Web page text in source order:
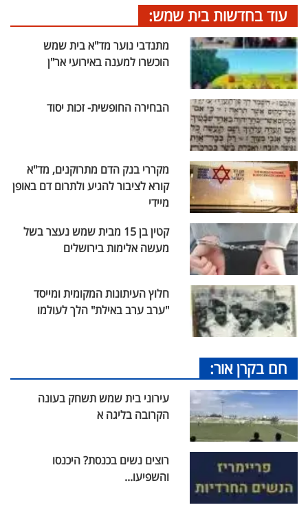
עוד בחדשות בית שמש:
מתנדבי נוער מד"א בית שמש
הוכשרו למענה באירועי אר"ן
הבחירה החופשית- זכות יסוד
מקררי בנק הדם מתרוקנים, מד"א
קורא לציבור להגיע ולתרום דם באופן
מיידי
קטין בן 15 מבית שמש נעצר בשל
מעשה אלימות בירושלים
חלוץ העיתונות המקומית ומייסד
"ערב ערב באילת" הלך לעולמו
חם בקרן אור:
עירוני בית שמש תשחק בעונה
הקרובה בליגה א
רוצים נשים בכנסת? היכנסו
והשפיעו...